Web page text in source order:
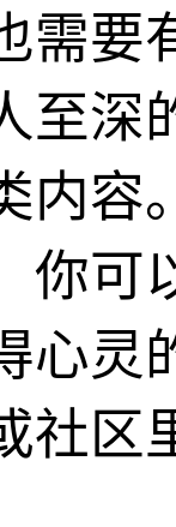
需要
至深
内容
你可
心灵
社区